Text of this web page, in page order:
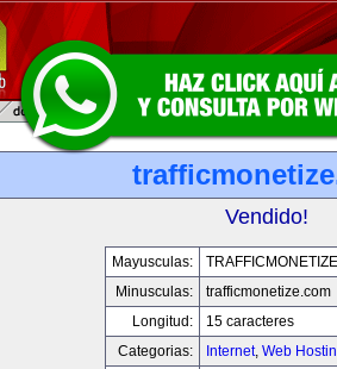
Vendido!
Mayusculas:
Minusculas:
trafficmonetize.com
Longitud:
15 caracteres
Categorias:
Internet, Web